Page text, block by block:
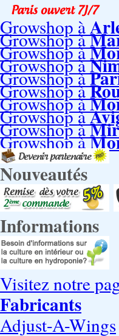
Growshop à
Growshop à
Growshop à
Growshop à
Growshop à
Growshop à
Growshop à
Growshop à
Growshop à
Growshop à
Nouveautés
Informations
Visitez notre
Fabricants
Adjust-A-Wings